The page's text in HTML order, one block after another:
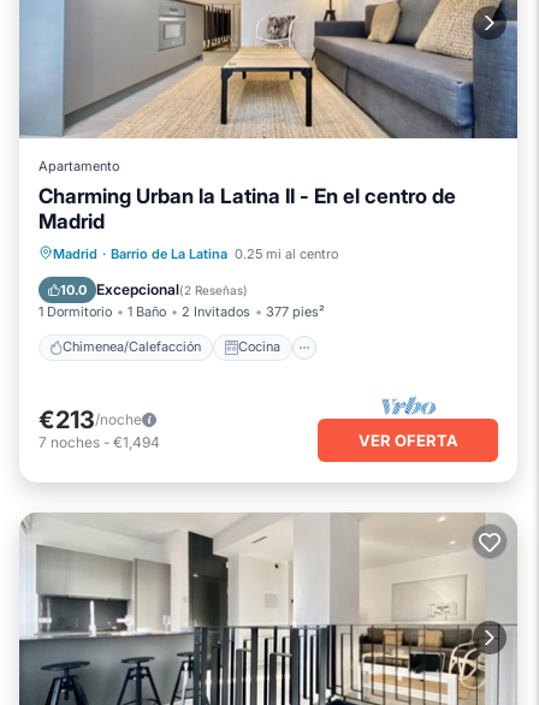
Apartamento
Charming Urban la Latina II - En el centro de
Madrid
Madrid · Barrio de La Latina 0.25 mi al centro
10.0 Excepcional(2 Reseñas)
1 Dormitorio 1 Baño 2 Invitados 377 pies²
Chimenea/Calefacción Cocina
Chimenea/Calefacción
Cocina
Aire acondicionado
€213/noche
7 noches - €1,494 VER OFERTA